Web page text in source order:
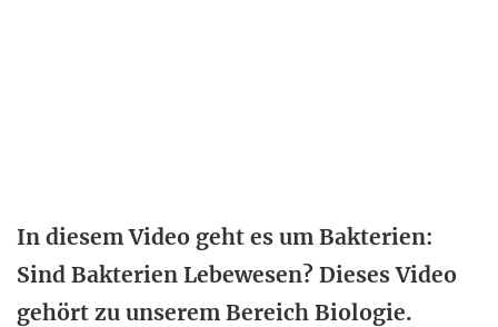
In diesem Video geht es um Bakterien:
Sind Bakterien Lebewesen? Dieses Video
gehört zu unserem Bereich Biologie.